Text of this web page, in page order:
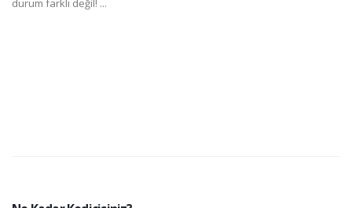
durum farklı değil! ...